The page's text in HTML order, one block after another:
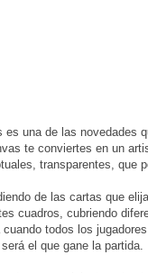
es una de las novedades
te conviertes en un
transparentes, que
de las cartas que
cuadros, cubriendo
cuando todos los
el que gane la partida.